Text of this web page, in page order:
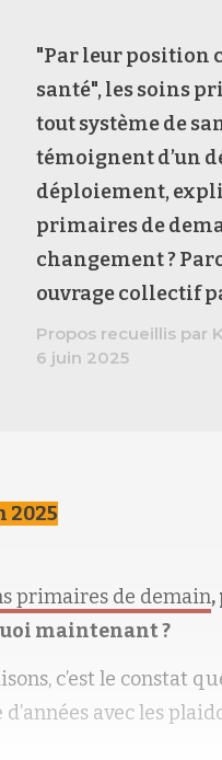
"Par leur position
santé", les soins
tout système de
témoignent d’un
déploiement,
primaires de
changement ?
ouvrage collectif
Propos recueillis par
6 juin 2025
2025
primaires de demain,
maintenant ?
c’est le constat
avec les